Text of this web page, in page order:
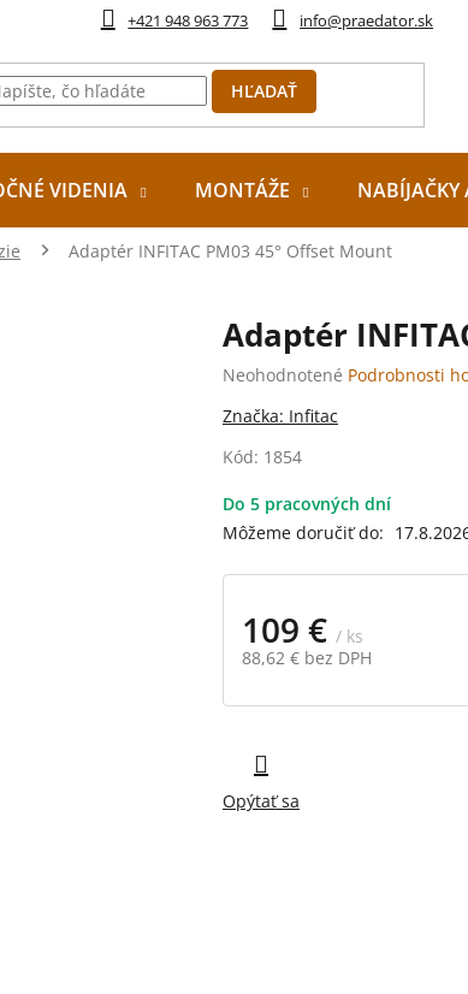
+421 948 963 773 info@praedator.sk
HĽADAŤ
VIDENIA MONTÁŽE NABÍJAČKY
Adaptér INFITAC PM03 45° Offset Mount
Adaptér
Kód: 1854
Do 5 pracovných dní
Môžeme doručiť do:
109 € / ks
88,62 € bez DPH
cena:
Opýtať sa
Priemerné
produktu
0,0
5
hviezdičiek.
Neohodnotené Podrobnosti
Značka: Infitac